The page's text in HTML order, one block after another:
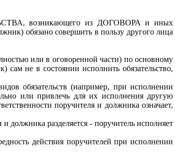
возникающего из ДОГОВОРАи иных
обязано совершить в пользу другого лица
или в оговоренной части) по основному
сам не в состоянии исполнить обязательство,
обязательств (например, при исполнении
или привлечь для их исполнения другую
поручителя и должника означает,
должника разделяется - поручитель исполняет
действия поручителей при исполнении